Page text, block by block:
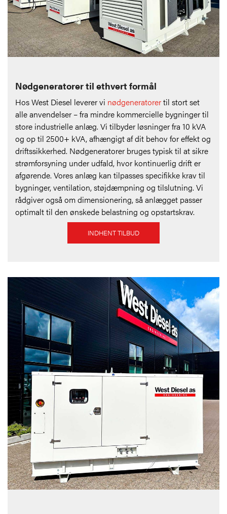
Nødgeneratorer til ethvert formål
Hos West Diesel leverer vi nødgeneratorertil stort set
alle anvendelser – fra mindre kommercielle bygninger til
store industrielle anlæg. Vi tilbyder løsninger fra 10 kVA
og op til 2500+ kVA, afhængigt af dit behov for effekt og
driftssikkerhed. Nødgeneratorer bruges typisk til at sikre
strømforsyning under udfald, hvor kontinuerlig drift er
afgørende. Vores anlæg kan tilpasses specifikke krav til
bygninger, ventilation, støjdæmpning og tilslutning. Vi
rådgiver også om dimensionering, så anlægget passer
optimalt til den ønskede belastning og opstartskrav.
INDHENT TILBUD